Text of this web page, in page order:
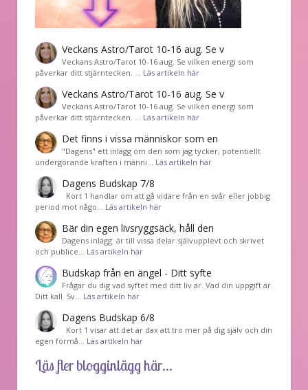
Veckans Astro/Tarot 10-16 aug. Se v
Veckans Astro/Tarot 10-16 aug. Se vilken energi som
påverkar ditt stjärntecken. … Läs artikeln här
Veckans Astro/Tarot 10-16 aug. Se v
Veckans Astro/Tarot 10-16 aug. Se vilken energi som
påverkar ditt stjärntecken. … Läs artikeln här
Det finns i vissa människor som en
"Dagens" ett inlägg om den som jag tycker, potentiellt
undergörande kraften i männi… Läs artikeln här
Dagens Budskap 7/8
Kort 1 handlar om att gå vidare från en svår eller jobbig
period mot någo… Läs artikeln här
Bär din egen livsryggsäck, håll den
Dagens inlägg är till vissa delar självupplevt och skrivet
och publice… Läs artikeln här
Budskap från en ängel - Ditt syfte
Frågar du dig vad syftet med ditt liv är. Vad din uppgift är.
Ditt kall. Sv… Läs artikeln här
Dagens Budskap 6/8
Kort 1 visar att det är dax att tro mer på dig själv och din
egen förmå… Läs artikeln här
Läs fler blogginlägg här...